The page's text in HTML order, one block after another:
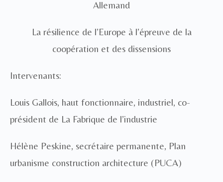
Allemand
La résilience de l’Europe à l’épreuve de la
coopération et des dissensions
Intervenants:
Louis Gallois, haut fonctionnaire, industriel, co-
président de La Fabrique de l’industrie
Hélène Peskine, secrétaire permanente, Plan
urbanisme construction architecture (PUCA)